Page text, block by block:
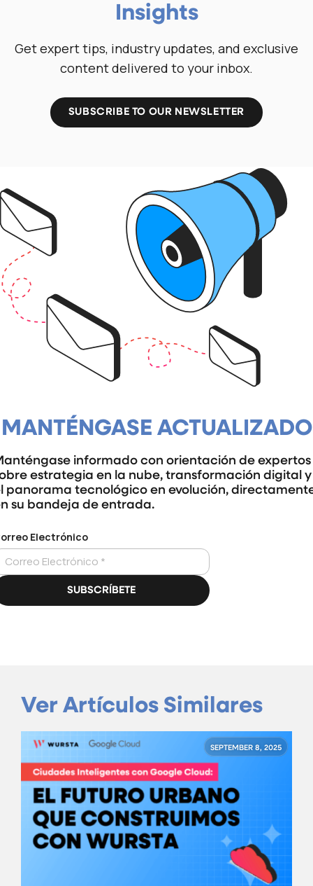
Insights
Get expert tips, industry updates, and exclusive
content delivered to your inbox.
SUBSCRIBE TO OUR NEWSLETTER
MANTÉNGASE ACTUALIZADO
informado con orientación de expertos
estrategia en la nube, transformación digital y
panorama tecnológico en evolución,
su bandeja de entrada.
Ver Artículos Similares
SEPTEMBER 8, 2025